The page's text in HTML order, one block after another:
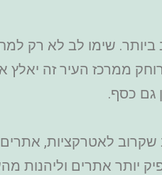
שימו לב לא רק
ממרכז העיר זה
גם כסף.
שקרוב לאטרקציות,
יותר אתרים וליהנות